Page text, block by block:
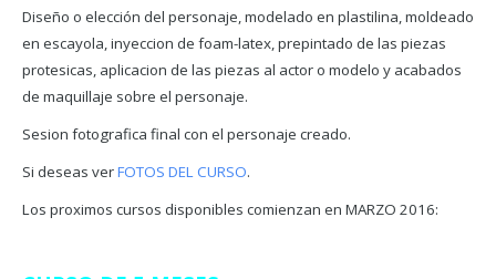
Diseño o elección del personaje, modelado en plastilina, moldeado
en escayola, inyeccion de foam-latex, prepintado de las piezas
protesicas, aplicacion de las piezas al actor o modelo y acabados
de maquillaje sobre el personaje.
Sesion fotografica final con el personaje creado.
Si deseas verFOTOS DEL CURSO.
Los proximos cursos disponibles comienzan en MARZO 2016: